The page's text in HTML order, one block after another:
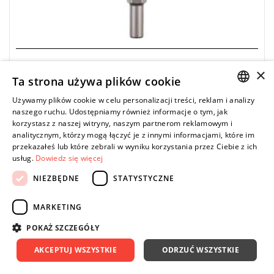
4932479226 - Uchwyt do stopy 30 mm K-Hex,
Price tax included
310,07 zł
397,53 zł
DO KOSZYKA
tworzenia otworów.
-22%
ENGLISH
×
Ta strona używa plików cookie
Używamy plików cookie w celu personalizacji treści, reklam i analizy
naszego ruchu. Udostępniamy również informacje o tym, jak
korzystasz z naszej witryny, naszym partnerom reklamowym i
analitycznym, którzy mogą łączyć je z innymi informacjami, które im
przekazałeś lub które zebrali w wyniku korzystania przez Ciebie z ich
usług. Dowiedz się więcej
NIEZBĘDNE
STATYSTYCZNE
MARKETING
POKAŻ SZCZEGÓŁY
AKCEPTUJ WSZYSTKIE ODRZUĆ WSZYSTKIE